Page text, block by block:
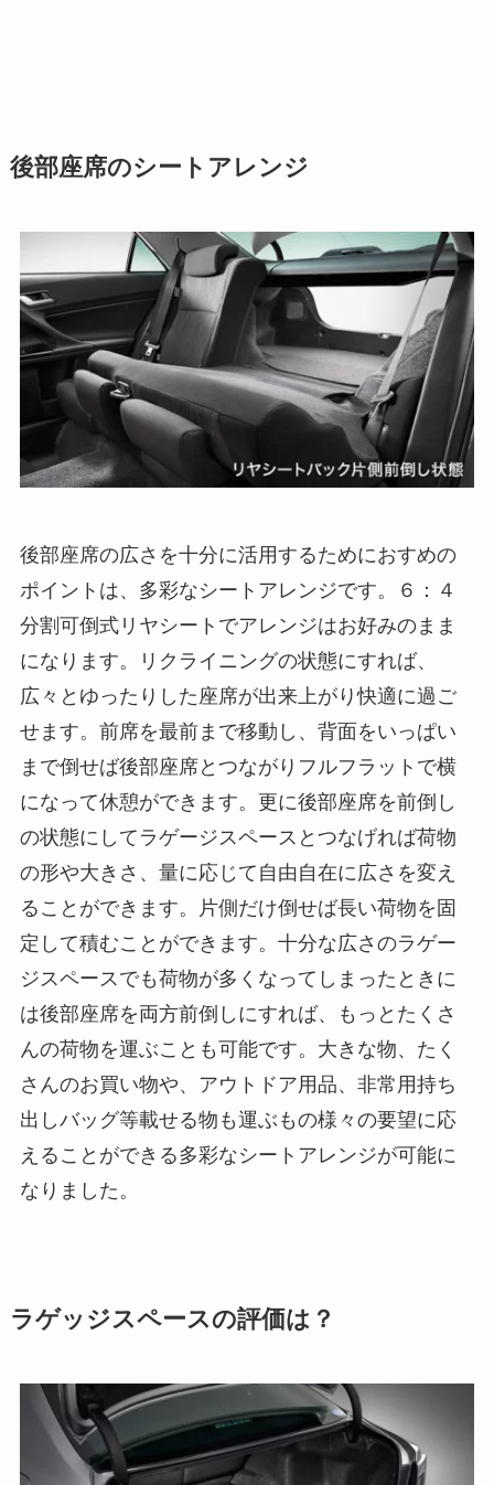
後部座席のシートアレンジ
後部座席の広さを十分に活用するためにおすめの
ポイントは、多彩なシートアレンジです。６：４
分割可倒式リヤシートでアレンジはお好みのまま
になります。リクライニングの状態にすれば、
広々とゆったりした座席が出来上がり快適に過ご
せます。前席を最前まで移動し、背面をいっぱい
まで倒せば後部座席とつながりフルフラットで横
になって休憩ができます。更に後部座席を前倒し
の状態にしてラゲージスペースとつなげれば荷物
の形や大きさ、量に応じて自由自在に広さを変え
ることができます。片側だけ倒せば長い荷物を固
定して積むことができます。十分な広さのラゲー
ジスペースでも荷物が多くなってしまったときに
は後部座席を両方前倒しにすれば、もっとたくさ
んの荷物を運ぶことも可能です。大きな物、たく
さんのお買い物や、アウトドア用品、非常用持ち
出しバッグ等載せる物も運ぶもの様々の要望に応
えることができる多彩なシートアレンジが可能に
なりました。
ラゲッジスペースの評価は？